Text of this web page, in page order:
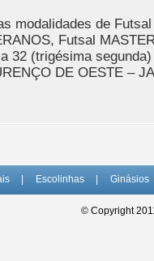
modalidades de
Futsal
32 (trigésima
DE OESTE –
Escolinhas Ginásios
© Copyright